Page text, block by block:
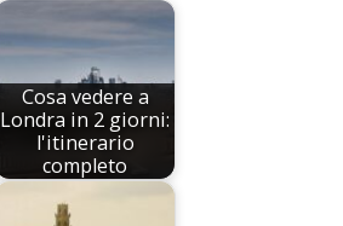
Cosa vedere a
Londra in 2 giorni:
l'itinerario
completo